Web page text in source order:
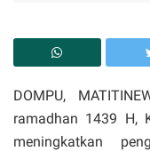
DOMPU,
ramadhan 1439 H,
meningkatkan